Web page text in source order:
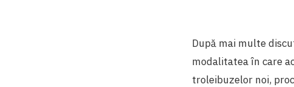
După mai multe
modalitatea în care
troleibuzelor noi,